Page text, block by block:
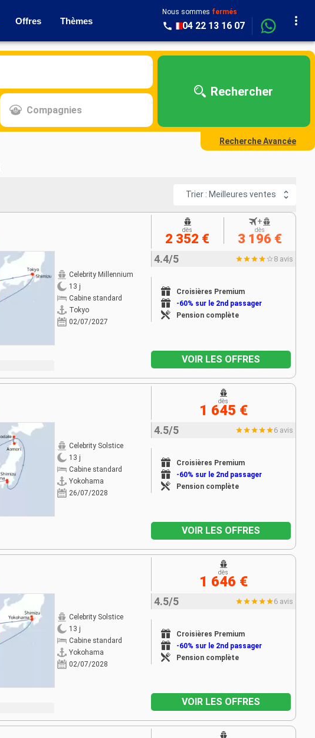
Offres Thèmes
Nous sommes fermés
04 22 13 16 07
Compagnies
Rechercher
Recherche Avancée
Trier : Meilleures ventes
Celebrity Millennium
13 j
Cabine standard
Tokyo
02/07/2027
4.4/5 8 avis
Croisières Premium
-60% sur le 2nd passager
Pension complète
dès
2 352 €
+
dès
3 196 €
VOIR LES OFFRES
Celebrity Solstice
13 j
Cabine standard
Yokohama
26/07/2028
4.5/5 6 avis
Croisières Premium
-60% sur le 2nd passager
Pension complète
dès
1 645 €
VOIR LES OFFRES
Celebrity Solstice
13 j
Cabine standard
Yokohama
02/07/2028
4.5/5 6 avis
Croisières Premium
-60% sur le 2nd passager
Pension complète
dès
1 646 €
VOIR LES OFFRES